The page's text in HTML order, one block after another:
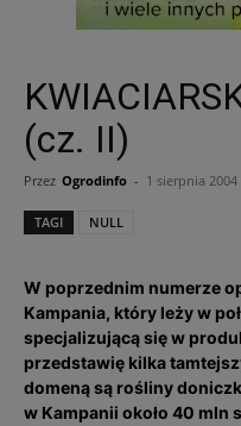
(cz. II)
Przez Ogrodinfo - 1 sierpnia 2004
TAGI NULL
W poprzednim numerze
Kampania, który leży w
specjalizującą się w
przedstawię kilka
domeną są rośliny
w Kampanii około 40